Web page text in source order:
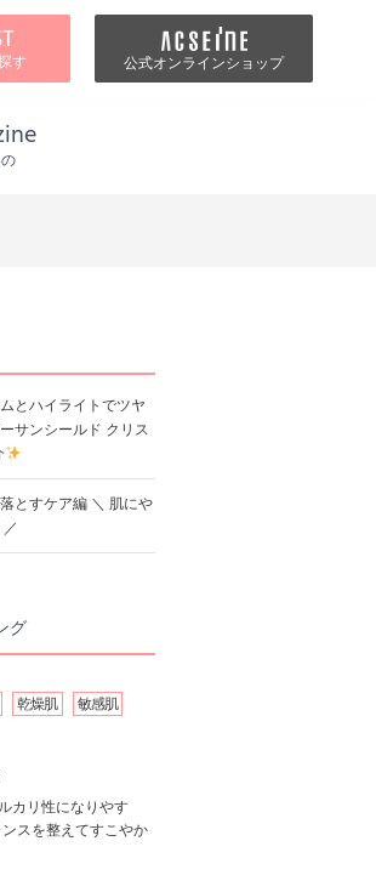
す 公式オンラインショップ
とハイライトでツヤ
サンシールド クリス
とすケア編 ＼ 肌にや
グ
乾燥肌
敏感肌
カリ性になりやす
スを整えてすこやか